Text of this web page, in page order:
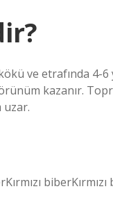
ve etrafında 4-
kazanır.
uzar.